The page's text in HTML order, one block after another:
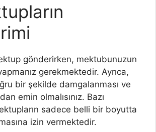
gönderirken, mektubunuzun
gerekmektedir. Ayrıca,
bir şekilde damgalanması ve
emin olmalısınız. Bazı
sadece belli bir boyutta
izin vermektedir.